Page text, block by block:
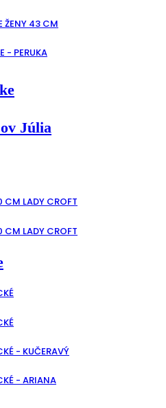
ŽENY 43 CM
- PERUKA
Júlia
CM LADY CROFT
CM LADY CROFT
- KUČERAVÝ
- ARIANA